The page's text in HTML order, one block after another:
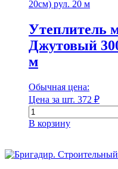
хвоя
"АВ"
Утеплитель
Джутовый
м
Обычная цена:
Цена за шт. 372 ₽
Количество
товара
Утеплитель
Джутовый
В корзину